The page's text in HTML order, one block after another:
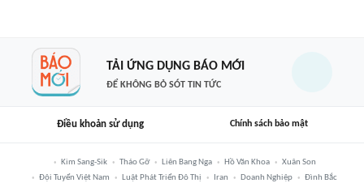
TẢI ỨNG DỤNG BÁO MỚI
ĐỂ KHÔNG BỎ SÓT TIN TỨC
Điều khoản sử dụng Chính sách bảo mật
Kim Sang-Sik Tháo Gỡ Liên Bang Nga Hồ Văn Khoa
Xuân Son
Đội Tuyển Việt Nam
Luật Phát Triển Đô Thị Iran Doanh Nghiệp
Đình Bắc